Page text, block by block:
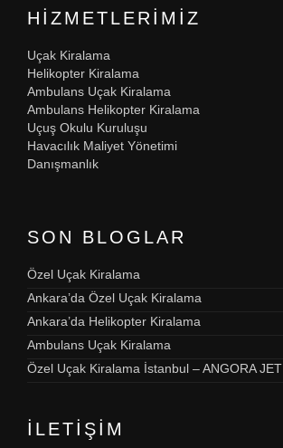
HIZMETLERIMIZ
Uçak Kiralama
Helikopter Kiralama
Ambulans Uçak Kiralama
Ambulans Helikopter Kiralama
Uçuş Okulu Kuruluşu
Havacılık Maliyet Yönetimi
Danışmanlık
SON BLOGLAR
Özel Uçak Kiralama
Ankara’da Özel Uçak Kiralama
Ankara’da Helikopter Kiralama
Ambulans Uçak Kiralama
Özel Uçak Kiralama İstanbul – ANGORA JET
İLETIŞIM